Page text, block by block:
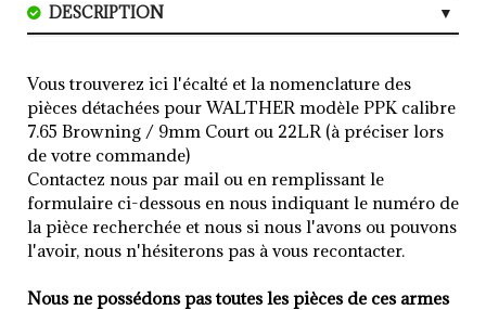
DESCRIPTION
AVIS (0)
Vous trouverez ici l'écalté et la nomenclature des
pièces détachées pour WALTHER modèle PPK calibre
7.65 Browning / 9mm Court ou 22LR (à préciser lors
de votre commande)
Contactez nous par mail ou en remplissant le
formulaire ci-dessous en nous indiquant le numéro de
la pièce recherchée et nous si nous l'avons ou pouvons
l'avoir, nous n'hésiterons pas à vous recontacter.
Nous ne possédons pas toutes les pièces de ces armes